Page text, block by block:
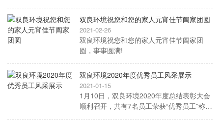
《长江保护法》的出台施行将形成保护母亲
河的硬约束机制。
双良环境祝您和您的家人元宵佳节阖家团圆
2021-02-26
双良环境祝您和您的家人元宵佳节阖家团
圆，事事圆满!
双良环境2020年度优秀员工风采展示
2021-01-15
1月10日，双良环境2020年度总结表彰大会
顺利召开，共有7名员工荣获“优秀员工”称